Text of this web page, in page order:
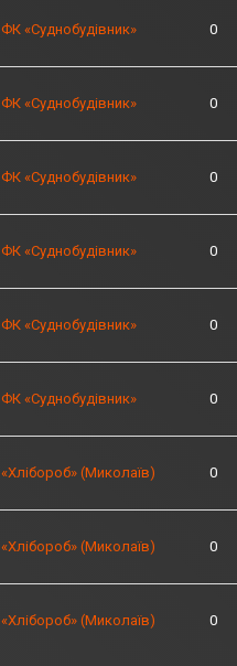
ФК «Суднобудівник» 0
ФК «Суднобудівник» 0
ФК «Суднобудівник» 0
ФК «Суднобудівник» 0
ФК «Суднобудівник» 0
ФК «Суднобудівник» 0
«Хлібороб» (Миколаїв) 0
«Хлібороб» (Миколаїв) 0
«Хлібороб» (Миколаїв) 0